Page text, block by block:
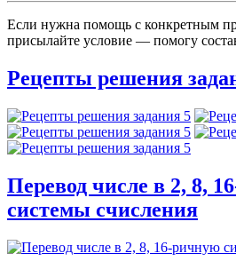
Если нужна помощь с конкретным
присылайте условие — помогу
Рецепты решения
Перевод числе в 2, 8,
системы счисления